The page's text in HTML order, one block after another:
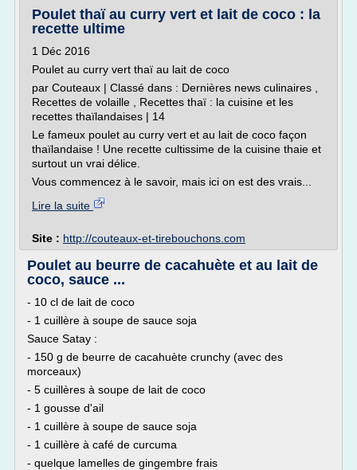
Poulet thaï au curry vert et lait de coco : la
recette ultime
1 Déc 2016
Poulet au curry vert thaï au lait de coco
par Couteaux | Classé dans : Dernières news culinaires ,
Recettes de volaille , Recettes thaï : la cuisine et les
recettes thaïlandaises | 14
Le fameux poulet au curry vert et au lait de coco façon
thaïlandaise ! Une recette cultissime de la cuisine thaie et
surtout un vrai délice.
Vous commencez à le savoir, mais ici on est des vrais...
Lire la suite
Site : http://couteaux-et-tirebouchons.com
Poulet au beurre de cacahuète et au lait de
coco, sauce ...
- 10 cl de lait de coco
- 1 cuillère à soupe de sauce soja
Sauce Satay :
- 150 g de beurre de cacahuète crunchy (avec des
morceaux)
- 5 cuillères à soupe de lait de coco
- 1 gousse d'ail
- 1 cuillère à soupe de sauce soja
- 1 cuillère à café de curcuma
- quelque lamelles de gingembre frais